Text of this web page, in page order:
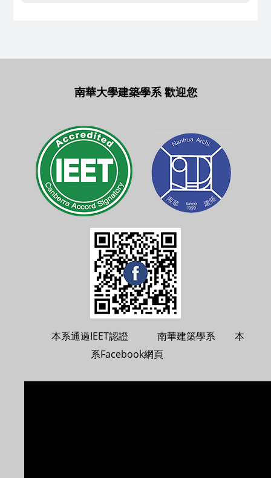
南華大學建築學系 歡迎您
本系通過IEET認證 南華建築學系 本
系Facebook網頁